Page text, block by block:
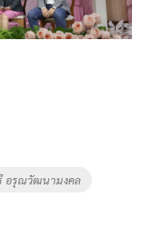
อรุณวัฒนามงคล